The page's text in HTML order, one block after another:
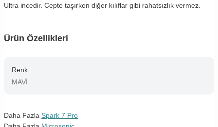
Ultra incedir. Cepte taşırken diğer kılıflar gibi rahatsızlık vermez.
Ürün Özellikleri
Renk
MAVİ
Daha Fazla Spark 7 Pro